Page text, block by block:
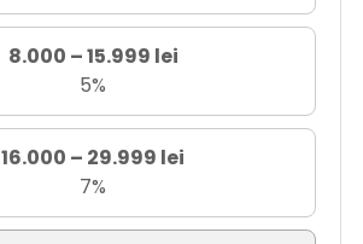
8.000 – 15.999 lei
5%
16.000 – 29.999 lei
7%